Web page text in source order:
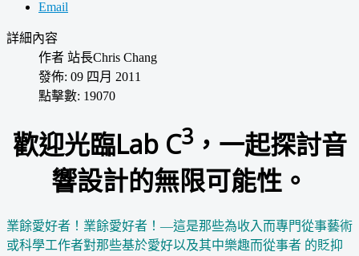
Email
詳細內容
作者 站長Chris Chang
發佈: 09 四月 2011
點擊數: 19070
歡迎光臨Lab C3，一起探討音
響設計的無限可能性。
業餘愛好者！業餘愛好者！—這是那些為收入而專門從事藝術
或科學工作者對那些基於愛好以及其中樂趣而從事者 的貶抑